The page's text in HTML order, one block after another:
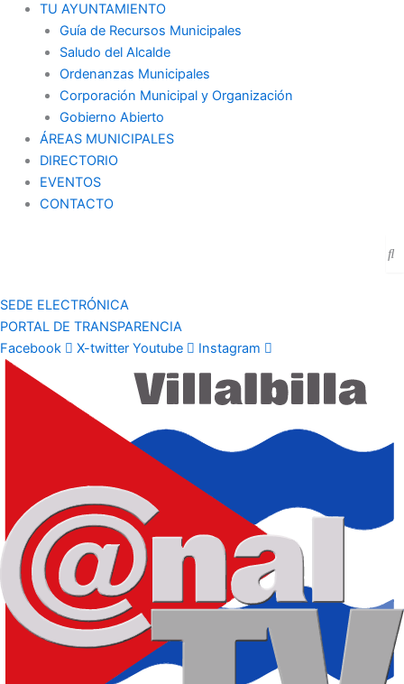
TU AYUNTAMIENTO
Guía de Recursos Municipales
Saludo del Alcalde
Ordenanzas Municipales
Corporación Municipal y Organización
Gobierno Abierto
ÁREAS MUNICIPALES
DIRECTORIO
EVENTOS
CONTACTO
SEDE ELECTRÓNICA
PORTAL DE TRANSPARENCIA
Facebook
X-twitter Youtube Instagram